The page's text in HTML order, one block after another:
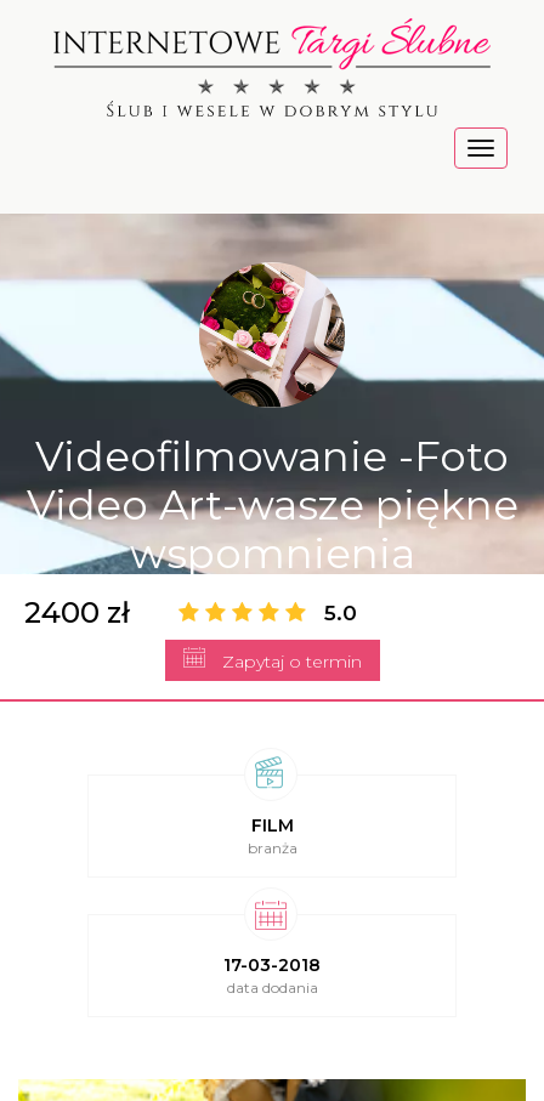
Menu
Videofilmowanie -Foto
Video Art-wasze piękne
wspomnienia
2400 zł 5.0
Zapytaj o termin
FILM
branża
17-03-2018
data dodania